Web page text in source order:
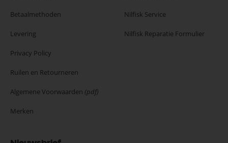
Betaalmethoden
Levering
Privacy Policy
Ruilen en Retourneren
Algemene Voorwaarden (pdf)
Merken
Nilfisk Service
Nilfisk Reparatie Formulier